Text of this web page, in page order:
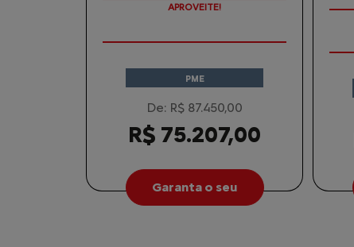
APROVEITE!
PME
De: R$ 87.450,00
R$ 75.207,00
Garanta o seu